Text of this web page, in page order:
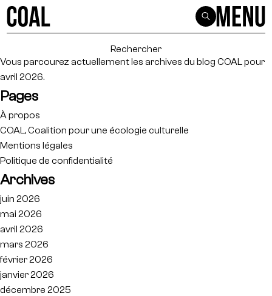
Vous parcourez actuellement les archives du blog COALpour
avril 2026.
Pages
À propos
COAL, Coalition pour une écologie culturelle
Mentions légales
Politique de confidentialité
Archives
juin 2026
mai 2026
avril 2026
mars 2026
février 2026
janvier 2026
décembre 2025